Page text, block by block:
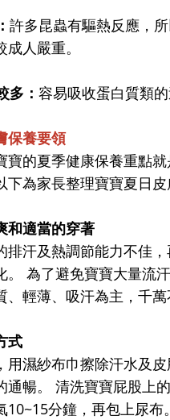
許多昆蟲有驅熱反應，
人嚴重。
多： 容易吸收蛋白質類
保養要領
寶的夏季健康保養重點
下為家長整理寶寶夏日皮
和適當的穿著
排汗及熱調節能力不佳
。 為了避免寶寶大量流
、輕薄、吸汗為主，千萬
式
用濕紗布巾擦除汗水及
通暢。 清洗寶寶屁股上
10~15分鐘，再包上尿